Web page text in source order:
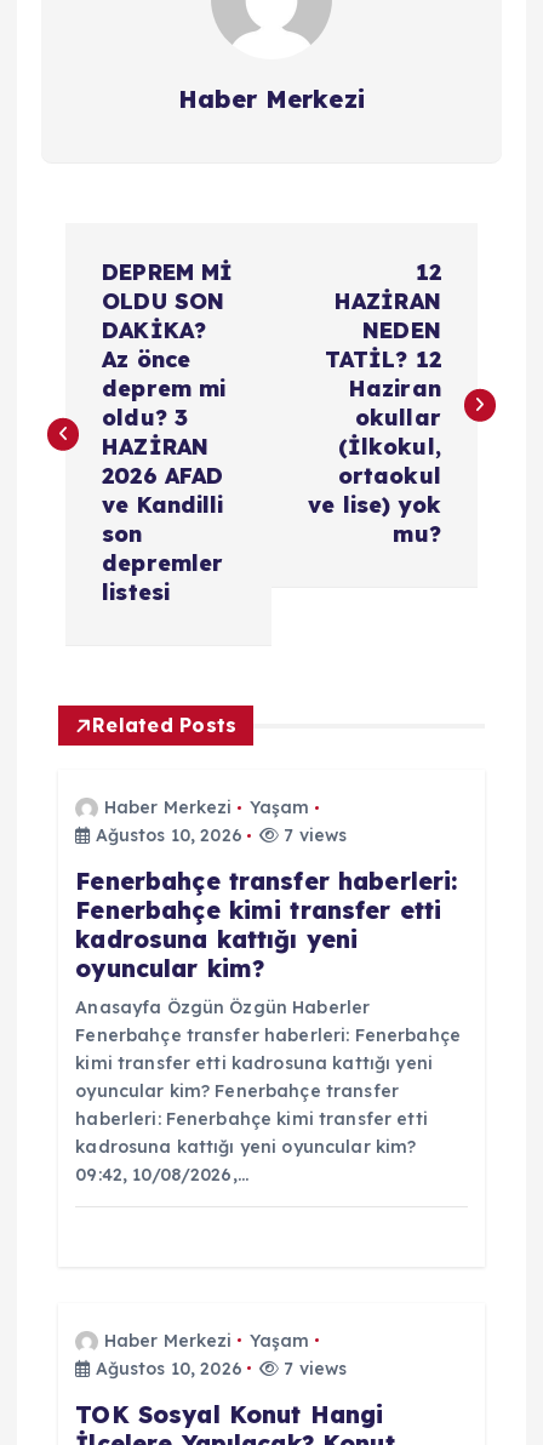
Haber Merkezi
ı
n
m
DEPREM Mİ
OLDU SON
DAKİKA?
Az önce
deprem mi
oldu? 3
HAZİRAN
2026 AFAD
ve Kandilli
son
depremler
listesi
12
HAZİRAN
NEDEN
TATİL? 12
Haziran
okullar
(İlkokul,
ortaokul
ve lise) yok
mu?
Related Posts
Haber Merkezi
Yaşam
Ağustos 10, 2026
7 views
Fenerbahçe transfer haberleri:
Fenerbahçe kimi transfer etti
kadrosuna kattığı yeni
oyuncular kim?
Anasayfa Özgün Özgün Haberler
Fenerbahçe transfer haberleri: Fenerbahçe
kimi transfer etti kadrosuna kattığı yeni
oyuncular kim? Fenerbahçe transfer
haberleri: Fenerbahçe kimi transfer etti
kadrosuna kattığı yeni oyuncular kim?
09:42, 10/08/2026,…
Haber Merkezi
Yaşam
Ağustos 10, 2026
7 views
TOK Sosyal Konut Hangi